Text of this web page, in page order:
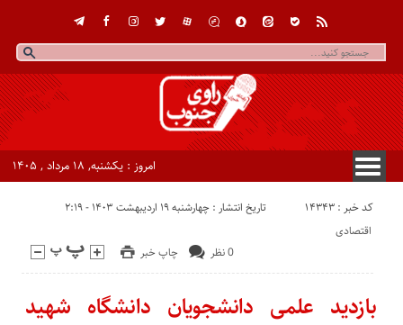
امروز : یکشنبه, ۱۸ مرداد , ۱۴۰۵
کد خبر : 14343 تاریخ انتشار : چهارشنبه ۱۹ اردیبهشت ۱۴۰۳ - ۲:۱۹
چاپ خبر 0 نظر
اقتصادی
بازدید علمی دانشجویان دانشگاه شهید